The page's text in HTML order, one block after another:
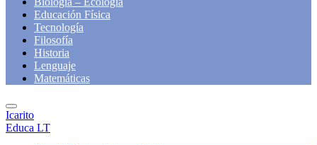
Educación Física
Tecnología
Filosofía
Historia
Lenguaje
Matemáticas
Icarito
Educa LT